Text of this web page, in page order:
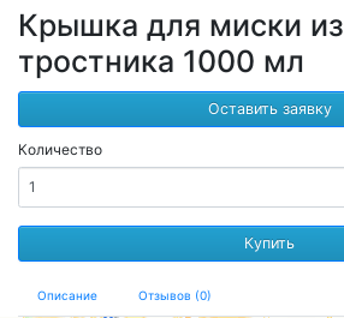
Крышка для миски
тростника 1000 мл
Оставить заявку
Количество
Купить
Описание Отзывов (0)